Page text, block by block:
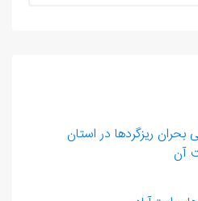
بحران ریزگردها در استان
آن